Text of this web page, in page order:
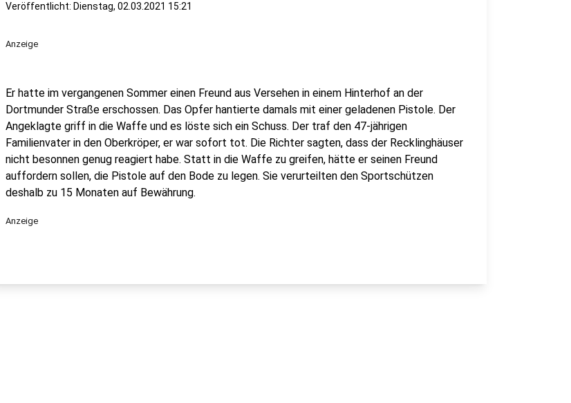
Veröffentlicht: Dienstag, 02.03.2021 15:21
Anzeige
Er hatte im vergangenen Sommer einen Freund aus Versehen in einem Hinterhof an der
Dortmunder Straße erschossen. Das Opfer hantierte damals mit einer geladenen Pistole. Der
Angeklagte griff in die Waffe und es löste sich ein Schuss. Der traf den 47-jährigen
Familienvater in den Oberkröper, er war sofort tot. Die Richter sagten, dass der Recklinghäuser
nicht besonnen genug reagiert habe. Statt in die Waffe zu greifen, hätte er seinen Freund
auffordern sollen, die Pistole auf den Bode zu legen. Sie verurteilten den Sportschützen
deshalb zu 15 Monaten auf Bewährung.
Anzeige